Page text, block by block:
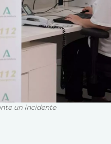
un incidente